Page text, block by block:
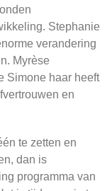
Stephanie
verandering
Myrèse
Simone haar heeft
en
te zetten en
dan is
programma van